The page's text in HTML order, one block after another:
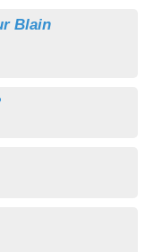
Blain